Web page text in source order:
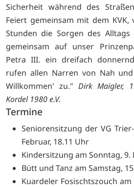
Sicherheit während des
Feiert gemeinsam mit dem
Stunden die Sorgen des
gemeinsam auf unser
Petra III. ein dreifach
rufen allen Narren von Nah
Willkommen' zu." Dirk Maigler,
Kordel 1980 e.V.
Termine
Seniorensitzung der VG
Februar, 18.11 Uhr
Kindersitzung am Sonntag, 9.
Bütt und Tanz am Samstag,
Kuardeler Fosischtszouch